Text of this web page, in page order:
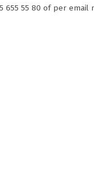
655 55 80 of per email